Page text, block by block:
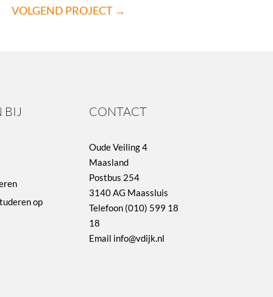
VOLGEND PROJECT →
BIJ
op
CONTACT
Oude Veiling 4
Maasland
Postbus 254
3140 AG Maassluis
Telefoon (010) 599 18
18
Email info@vdijk.nl